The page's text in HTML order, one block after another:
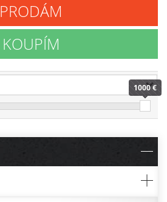
PRODÁM
KOUPÍM
1000 €